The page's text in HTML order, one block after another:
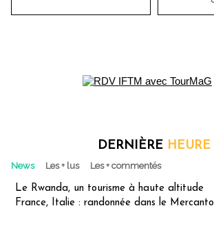
DERNIÈRE HEURE
News Les + lus Les + commentés
Le Rwanda, un tourisme à haute altitude
France, Italie : randonnée dans le